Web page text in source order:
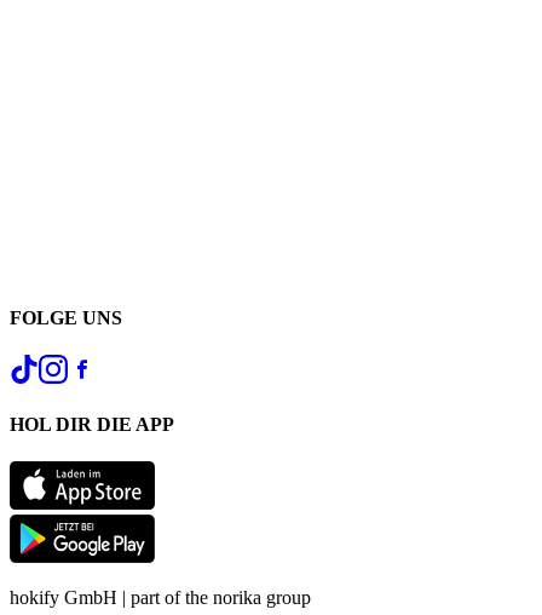
FOLGE UNS
HOL DIR DIE APP
hokify GmbH | part of the norika group